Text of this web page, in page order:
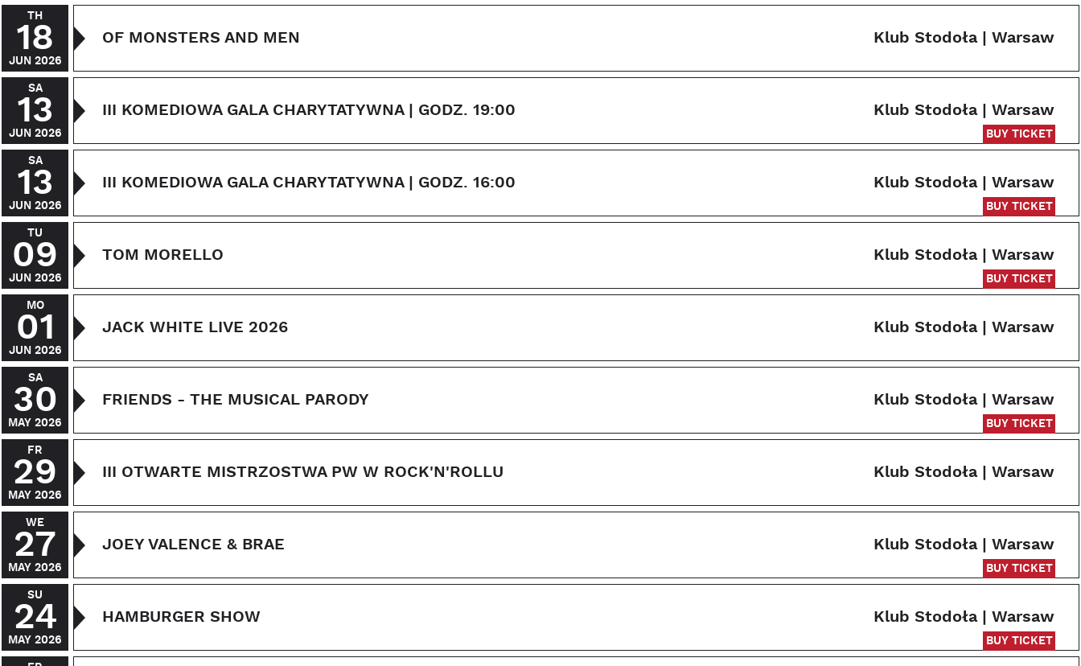
TH
18
JUN 2026
OF MONSTERS AND MEN Klub Stodoła | Warsaw
SA
13
JUN 2026
III KOMEDIOWA GALA CHARYTATYWNA | GODZ. 19:00 Klub Stodoła | Warsaw
BUY TICKET
SA
13
JUN 2026
III KOMEDIOWA GALA CHARYTATYWNA | GODZ. 16:00 Klub Stodoła | Warsaw
BUY TICKET
TU
09
JUN 2026
TOM MORELLO Klub Stodoła | Warsaw
BUY TICKET
MO
01
JUN 2026
JACK WHITE LIVE 2026 Klub Stodoła | Warsaw
SA
30
MAY 2026
FRIENDS - THE MUSICAL PARODY Klub Stodoła | Warsaw
BUY TICKET
FR
29
MAY 2026
III OTWARTE MISTRZOSTWA PW W ROCK'N'ROLLU Klub Stodoła | Warsaw
WE
27
MAY 2026
JOEY VALENCE & BRAE Klub Stodoła | Warsaw
BUY TICKET
SU
24
MAY 2026
HAMBURGER SHOW Klub Stodoła | Warsaw
BUY TICKET